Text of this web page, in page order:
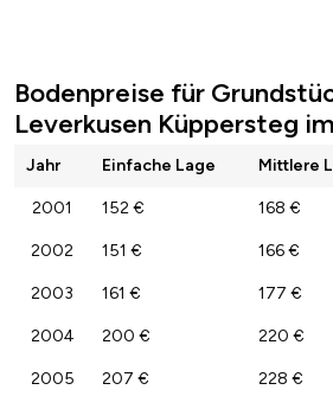
Bodenpreise für
Leverkusen Küppersteg
Jahr Einfache Lage Mittlere
2001 152 € 168 €
2002 151 € 166 €
2003 161 € 177 €
2004 200 € 220 €
2005 207 € 228 €